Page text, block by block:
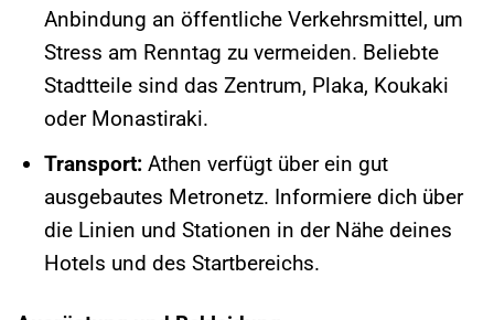
Anbindung an öffentliche Verkehrsmittel, um
Stress am Renntag zu vermeiden. Beliebte
Stadtteile sind das Zentrum, Plaka, Koukaki
oder Monastiraki.
Transport:Athen verfügt über ein gut
ausgebautes Metronetz. Informiere dich über
die Linien und Stationen in der Nähe deines
Hotels und des Startbereichs.